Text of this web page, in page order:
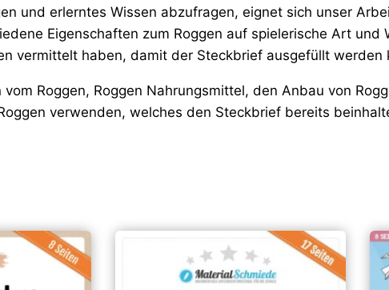
und erlerntes Wissen abzufragen, eignet sich unser
Eigenschaften zum Roggen auf spielerische Art und
vermittelt haben, damit der Steckbrief ausgefüllt werden
Roggen, Roggen Nahrungsmittel, den Anbau von
verwenden, welches den Steckbrief bereits